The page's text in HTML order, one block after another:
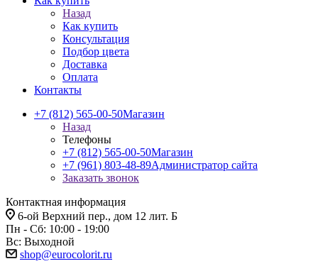
Назад
Как купить
Консультация
Подбор цвета
Доставка
Оплата
Контакты
+7 (812) 565-00-50Магазин
Назад
Телефоны
+7 (812) 565-00-50Магазин
+7 (961) 803-48-89Администратор сайта
Заказать звонок
Контактная информация
6-ой Верхний пер., дом 12 лит. Б
Пн - Сб: 10:00 - 19:00
Вс: Выходной
shop@eurocolorit.ru